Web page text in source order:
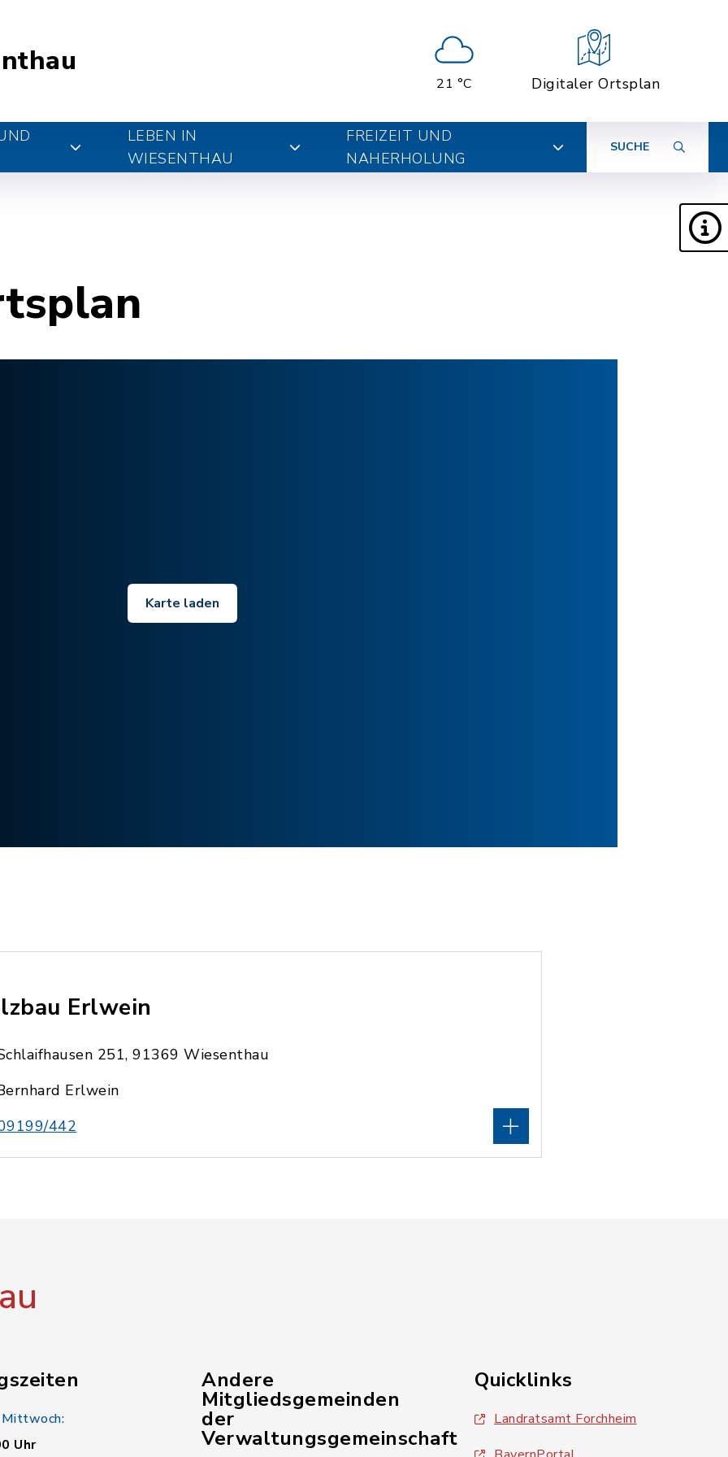
21 °C Digitaler Ortsplan
LEBEN IN
WIESENTHAU
FREIZEIT UND
NAHERHOLUNG
SUCHE
Karte laden
Erlwein
251, 91369 Wiesenthau
Erlwein
442
Uhr
Andere
Mitgliedsgemeinden
der
Verwaltungsgemeinschaft
Quicklinks
Landratsamt Forchheim